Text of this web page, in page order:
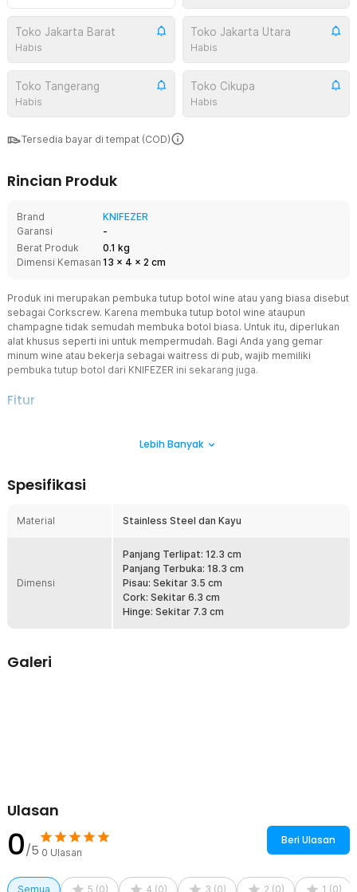
Toko Jakarta Barat
Habis
Toko Jakarta Utara
Habis
Toko Tangerang
Habis
Toko Cikupa
Habis
Tersedia bayar di tempat (COD)
Rincian Produk
Brand
KNIFEZER
Garansi
-
Berat Produk
0.1 kg
Dimensi Kemasan 13 x 4 x 2 cm
Produk ini merupakan pembuka tutup botol wine atau yang biasa disebut
sebagai Corkscrew. Karena membuka tutup botol wine ataupun
champagne tidak semudah membuka botol biasa. Untuk itu, diperlukan
alat khusus seperti ini untuk mempermudah. Bagi Anda yang gemar
minum wine atau bekerja sebagai waitress di pub, wajib memiliki
pembuka tutup botol dari KNIFEZER ini sekarang juga.
Fitur
Terdapat beragam fungsi dalam satu alat ini terutama untuk
fungsi ini sangat diperlukan untuk memudahkan Anda, terutama
Desain Elegan
vintage. Membuat pembuka botol ini juga bisa dijadikan sebagai
koleksi menarik di lemari kaca Anda.
Material Berkualitas
Pembuka botol ini menggunakan paduan stainless steel di bagian
pembuka dan kayu pada bagian handle. Jadi, Anda dapat membuka
Kelengkapan Produk
Lebih Banyak
Spesifikasi
Material Stainless Steel dan Kayu
Dimensi
Panjang Terlipat: 12.3 cm
Panjang Terbuka: 18.3 cm
Pisau: Sekitar 3.5 cm
Cork: Sekitar 6.3 cm
Hinge: Sekitar 7.3 cm
Galeri
Ulasan
0/5 0 Ulasan
Beri Ulasan
Semua 5 (0) 4 (0) 3 (0) 2 (0) 1 (0)